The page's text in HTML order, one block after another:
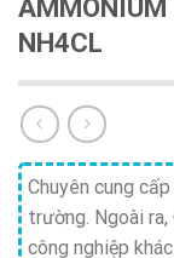
AMMONIUM
NH4CL
Chuyên cung
trường. Ngoài
công nghiệp